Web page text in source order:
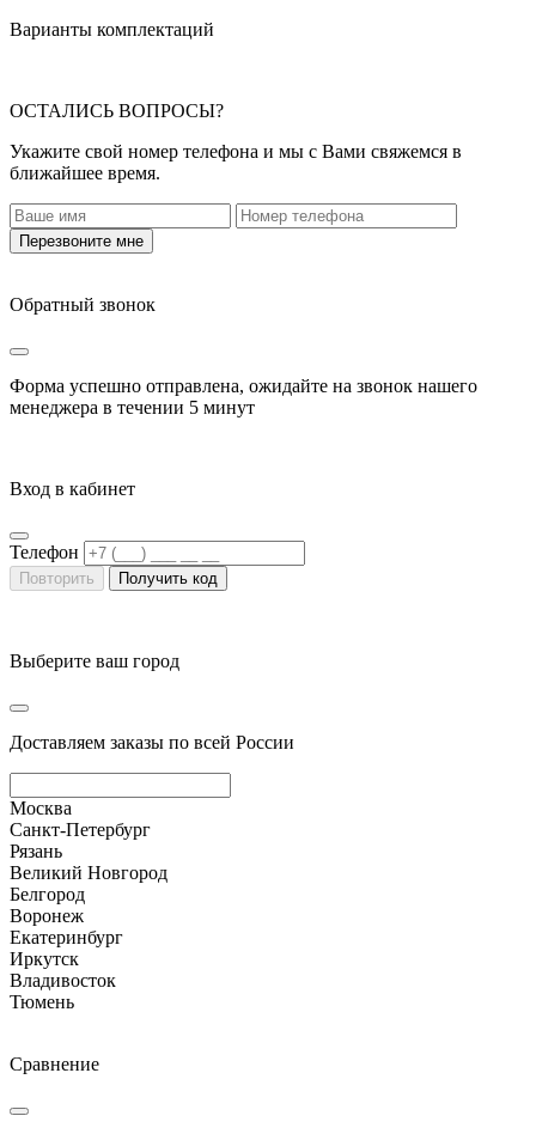
Варианты комплектаций
ОСТАЛИСЬ ВОПРОСЫ?
Укажите свой номер телефона и мы с Вами свяжемся в
ближайшее время.
Перезвоните мне
Обратный звонок
Форма успешно отправлена, ожидайте на звонок нашего
менеджера в течении 5 минут
Вход в кабинет
Телефон
Повторить Получить код
Выберите ваш город
Доставляем заказы по всей России
Москва
Санкт-Петербург
Рязань
Великий Новгород
Белгород
Воронеж
Екатеринбург
Иркутск
Владивосток
Тюмень
Сравнение